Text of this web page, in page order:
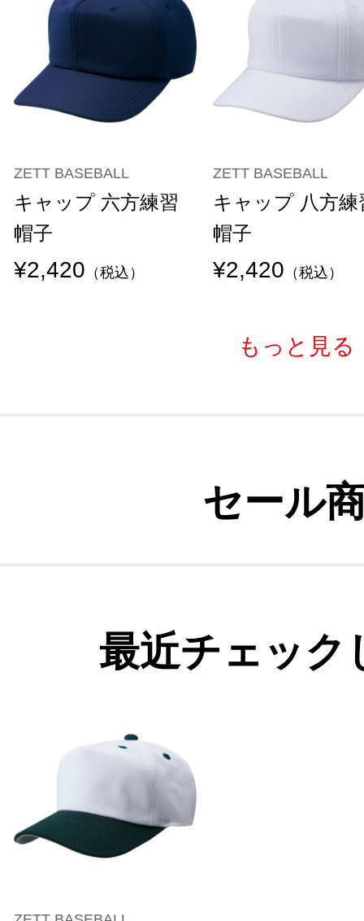
ZETT BASEBALL
キャップ 六方練習
帽子
¥2,420 （税込）
ZETT BASEBALL
キャップ 八方練
帽子
¥2,420 （税込）
もっと見る
セール
最近チェック